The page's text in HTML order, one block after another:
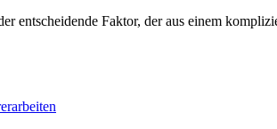
Faktor, der aus einem